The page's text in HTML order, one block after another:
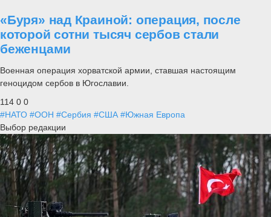
«Буря» над Краиной: операция, после
которой сотни тысяч сербов стали
беженцами
Военная операция хорватской армии, ставшая настоящим
геноцидом сербов в Югославии.
114 0 0
#НАТО #ООН #Сербия #США #Южная Европа
Выбор редакции